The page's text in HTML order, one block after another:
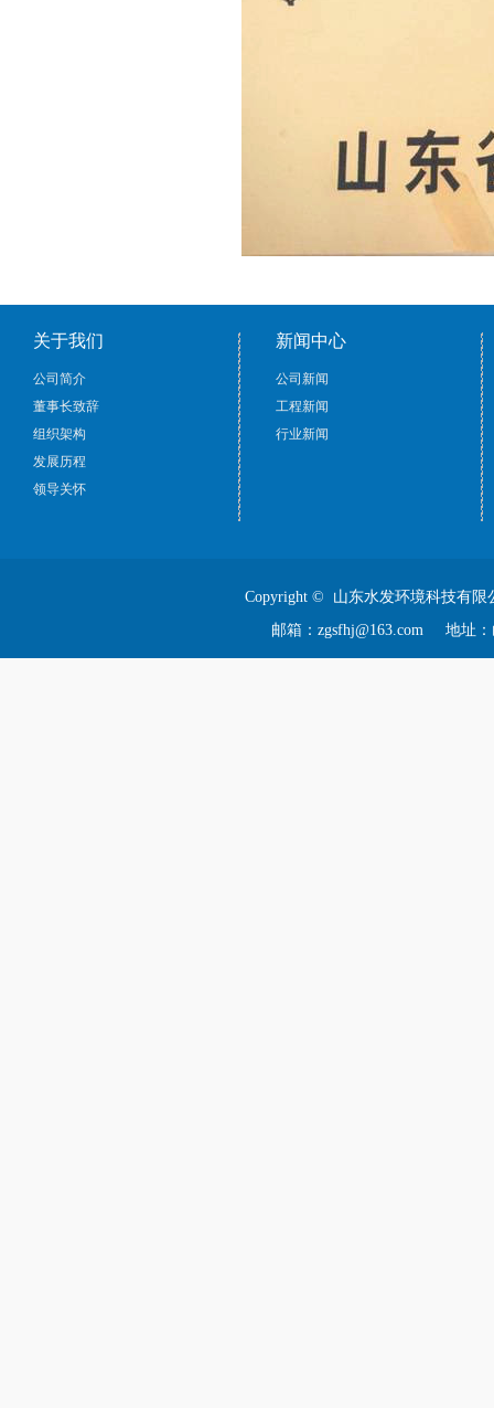
关于我们
公司简介
董事长致辞
组织架构
发展历程
领导关怀
新闻中心
公司新闻
工程新闻
行业新闻
Copyright © 山东水发环境科技有
邮箱：zgsfhj@163.com 地址